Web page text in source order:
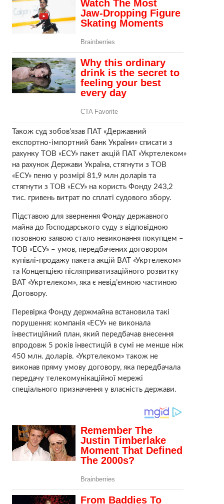
Також суд зобов’язав ПАТ «Державний
експортно-імпортний банк України» списати з
рахунку ТОВ «ЕСУ» пакет акцій ПАТ «Укртелеком»
на рахунок Держави Україна, стягнути з ТОВ
«ЕСУ» пеню у розмірі 81,9 млн доларів та
стягнути з ТОВ «ЕСУ» на користь Фонду 243,2
тис. гривень витрат по сплаті судового збору.
Підставою для звернення Фонду державного
майна до Господарського суду з відповідною
позовною заявою стало невиконання покупцем –
ТОВ «ЕСУ» – умов, передбачених договором
купівлі-продажу пакета акцій ВАТ «Укртелеком»
та Концепцією післяприватизаційного розвитку
ВАТ «Укртелеком», яка є невід’ємною частиною
Договору.
Перевірка Фонду держмайна встановила такі
порушення: компанія «ЕСУ» не виконала
інвестиційний план, який передбачав внесення
впродовж 5 років інвестицій в сумі не менше ніж
450 млн. доларів. «Укртелеком» також не
виконав пряму умову договору, яка передбачала
передачу телекомунікаційної мережі
спеціального призначення у власність держави.